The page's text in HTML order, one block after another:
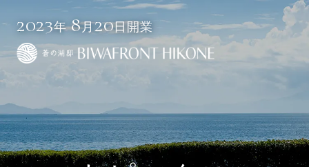
2023年8月20日開業
HOME ご予約